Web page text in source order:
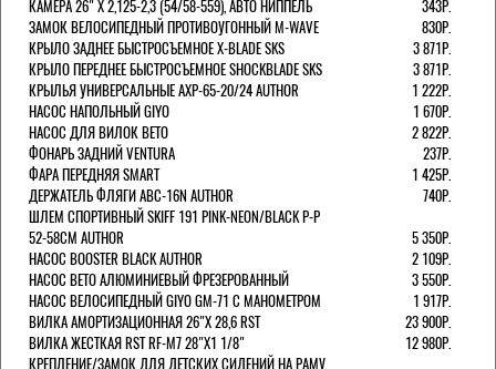
КАМЕРА 26" X 2,125-2,3 (54/58-559), АВТО НИППЕЛЬ
343Р.
ЗАМОК ВЕЛОСИПЕДНЫЙ ПРОТИВОУГОННЫЙ M-WAVE
830Р.
КРЫЛО ЗАДНЕЕ БЫСТРОСЪЕМНОЕ X-BLADE SKS
3 871Р.
КРЫЛО ПЕРЕДНЕЕ БЫСТРОСЪЕМНОЕ SHOCKBLADE SKS
3 871Р.
КРЫЛЬЯ УНИВЕРСАЛЬНЫЕ AXP-65-20/24 AUTHOR
1 222Р.
НАСОС НАПОЛЬНЫЙ GIYO
1 670Р.
НАСОС ДЛЯ ВИЛОК ВЕТО
2 822Р.
ФОНАРЬ ЗАДНИЙ VENTURA
237Р.
ФАРА ПЕРЕДНЯЯ SMART
1 425Р.
ДЕРЖАТЕЛЬ ФЛЯГИ ABC-16N AUTHOR
740Р.
ШЛЕМ СПОРТИВНЫЙ SKIFF 191 PINK-NEON/BLACK Р-Р
52-58СМ AUTHOR
5 350Р.
НАСОС BOOSTER BLACK AUTHOR
2 109Р.
НАСОС BETO АЛЮМИНИЕВЫЙ ФРЕЗЕРОВАННЫЙ
3 550Р.
НАСОС ВЕЛОСИПЕДНЫЙ GIYO GM-71 С МАНОМЕТРОМ
1 917Р.
ВИЛКА АМОРТИЗАЦИОННАЯ 26"Х 28,6 RST
23 900Р.
ВИЛКА ЖЕСТКАЯ RST RF-M7 28"Х1 1/8"
12 980Р.
КРЕПЛЕНИЕ/ЗАМОК ДЛЯ ДЕТСКИХ СИДЕНИЙ НА РАМУ